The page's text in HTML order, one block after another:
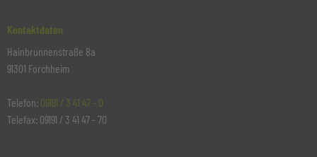
Kontaktdaten
Hainbrunnenstraße 8a
91301 Forchheim
Telefon: 09191 / 3 41 47 - 0
Telefax: 09191 / 3 41 47 - 70